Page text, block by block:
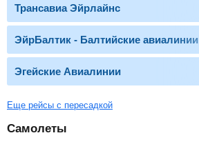
Трансавиа Эйрлайнс
ЭйрБалтик - Балтийские авиалинии
Эгейские Авиалинии
Еще рейсы с пересадкой
Самолеты